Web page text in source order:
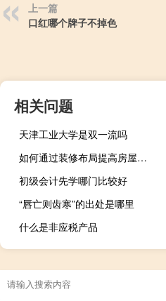
上一篇
口红哪个牌子不掉色
相关问题
天津工业大学是双一流吗
如何通过装修布局提高房屋价值
初级会计先学哪门比较好
“唇亡则齿寒”的出处是哪里
什么是非应税产品